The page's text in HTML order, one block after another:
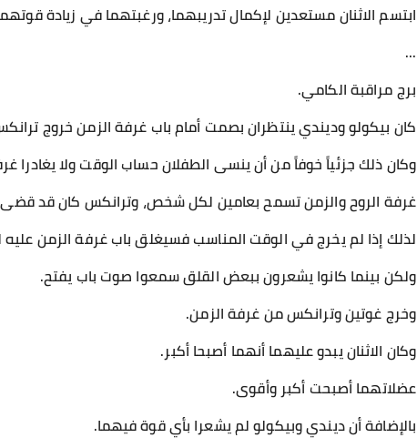
ابتسم الاثنان مستعدين لإكمال تدريبهما، ورغبتهما في زيادة
...
برج مراقبة الكامي.
كان بيكولو وديندي ينتظران بصمت أمام باب غرفة الزمن خروج
وكان ذلك جزئياً خوفاً من أن ينسى الطفلان حساب الوقت ولا يغادرا
غرفة الروح والزمن تسمح بعامين لكل شخص، وترانكس كان قد قضى
لذلك إذا لم يخرج في الوقت المناسب فسيغلق باب غرفة الزمن عليه
ولكن بينما كانوا يشعرون ببعض القلق سمعوا صوت باب يفتح.
وخرج غوتين وترانكس من غرفة الزمن.
وكان الاثنان يبدو عليهما أنهما أصبحا أكبر.
عضلاتهما أصبحت أكبر وأقوى.
بالإضافة أن ديندي وبيكولو لم يشعرا بأي قوة فيهما.